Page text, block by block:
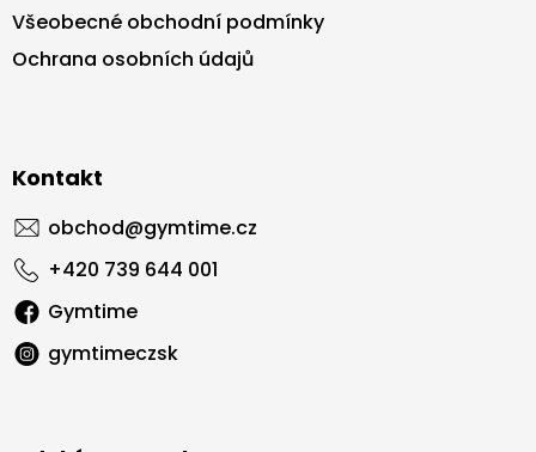
Všeobecné obchodní podmínky
Ochrana osobních údajů
Kontakt
obchod@gymtime.cz
+420 739 644 001
Gymtime
gymtimeczsk